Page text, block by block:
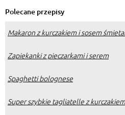
Polecane przepisy
Makaron z kurczakiem i sosem
Zapiekanki z pieczarkami i serem
Spaghetti bolognese
Super szybkie tagliatelle z kurczakiem